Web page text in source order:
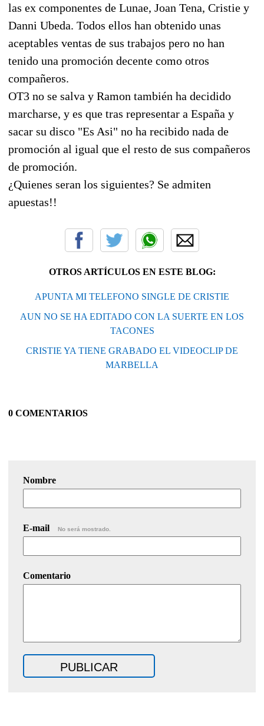
las ex componentes de Lunae, Joan Tena, Cristie y
Danni Ubeda. Todos ellos han obtenido unas
aceptables ventas de sus trabajos pero no han
tenido una promoción decente como otros
compañeros.
OT3 no se salva y Ramon también ha decidido
marcharse, y es que tras representar a España y
sacar su disco "Es Asi" no ha recibido nada de
promoción al igual que el resto de sus compañeros
de promoción.
¿Quienes seran los siguientes? Se admiten
apuestas!!
OTROS ARTÍCULOS EN ESTE BLOG:
APUNTA MI TELEFONO SINGLE DE CRISTIE
AUN NO SE HA EDITADO CON LA SUERTE EN LOS
TACONES
CRISTIE YA TIENE GRABADO EL VIDEOCLIP DE
MARBELLA
0 COMENTARIOS
Nombre
E-mail No será mostrado.
Comentario